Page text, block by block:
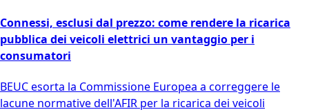
Connessi, esclusi dal prezzo: come rendere la ricarica
pubblica dei veicoli elettrici un vantaggio per i
consumatori
BEUC esorta la Commissione Europea a correggere le
lacune normative dell'AFIR per la ricarica dei veicoli